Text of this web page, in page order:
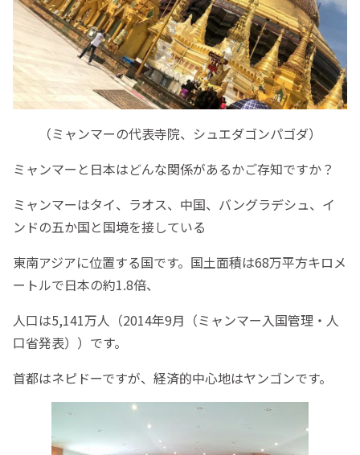
（ミャンマーの代表寺院、シュエダゴンパゴダ）
ミャンマーと日本はどんな関係があるかご存知ですか？
ミャンマーはタイ、ラオス、中国、バングラデシュ、イ
ンドの五か国と国境を接している
東南アジアに位置する国です。国土面積は68万平方キロメ
ートルで日本の約1.8倍、
人口は5,141万人（2014年9月（ミャンマー入国管理・人
口省発表））です。
首都はネピドーですが、経済的中心地はヤンゴンです。